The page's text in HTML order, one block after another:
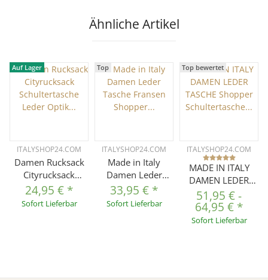
Ledertasche
Damentasche
Freizeittasche
Ähnliche Artikel
Auf Lager
ITALYSHOP24.COM
Damen Rucksack
Cityrucksack
Schultertasche
Leder Optik
24,95 € *
Sofort Lieferbar
Top
ITALYSHOP24.COM
Made in Italy
Damen Leder
Tasche Fransen
Shopper
33,95 € *
Sofort Lieferbar
Top bewertet
ITALYSHOP24.COM
MADE IN ITALY
DAMEN LEDER
TASCHE Shopper
Schultertasche
Umhängetasche
51,95 €-
64,95 € *
Sofort Lieferbar